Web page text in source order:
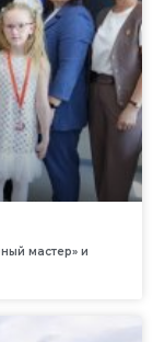
мастер» и